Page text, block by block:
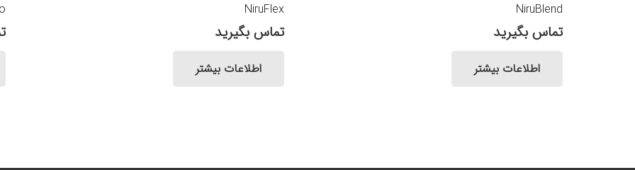
NiruBlend
تماس بگیرید
اطلاعات بیشتر
NiruFlex
تماس بگیرید
اطلاعات بیشتر